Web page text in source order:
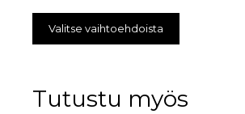
Valitse vaihtoehdoista
Tutustu myös